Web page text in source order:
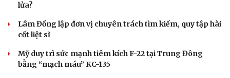
lửa?
Lâm Đồng lập đơn vị chuyên trách tìm kiếm, quy tập hài
cốt liệt sĩ
Mỹ duy trì sức mạnh tiêm kích F-22 tại Trung Đông
bằng “mạch máu” KC-135